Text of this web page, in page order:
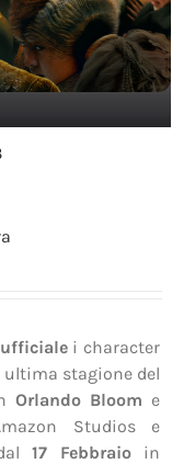
i character
ultima stagione del
Orlando Bloom e
Studios e
17 Febbraioin